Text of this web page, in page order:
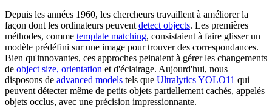
Depuis les années 1960, les chercheurs travaillent à améliorer la
façon dont les ordinateurs peuvent detect objects. Les premières
méthodes, comme template matching, consistaient à faire glisser un
modèle prédéfini sur une image pour trouver des correspondances.
Bien qu'innovantes, ces approches peinaient à gérer les changements
de object size, orientation et d'éclairage. Aujourd'hui, nous
disposons de advanced models tels que Ultralytics YOLO11 qui
peuvent détecter même de petits objets partiellement cachés, appelés
objets occlus, avec une précision impressionnante.